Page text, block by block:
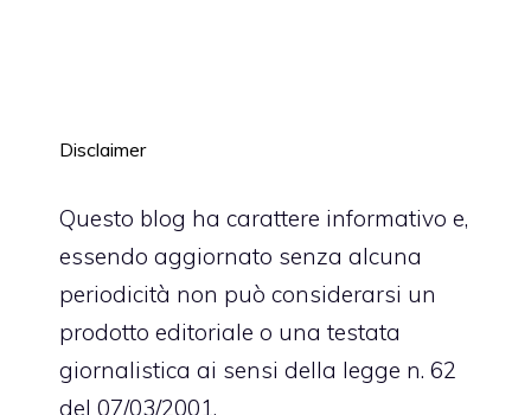
Disclaimer
Questo blog ha carattere informativo e,
essendo aggiornato senza alcuna
periodicità non può considerarsi un
prodotto editoriale o una testata
giornalistica ai sensi della legge n. 62
del 07/03/2001.